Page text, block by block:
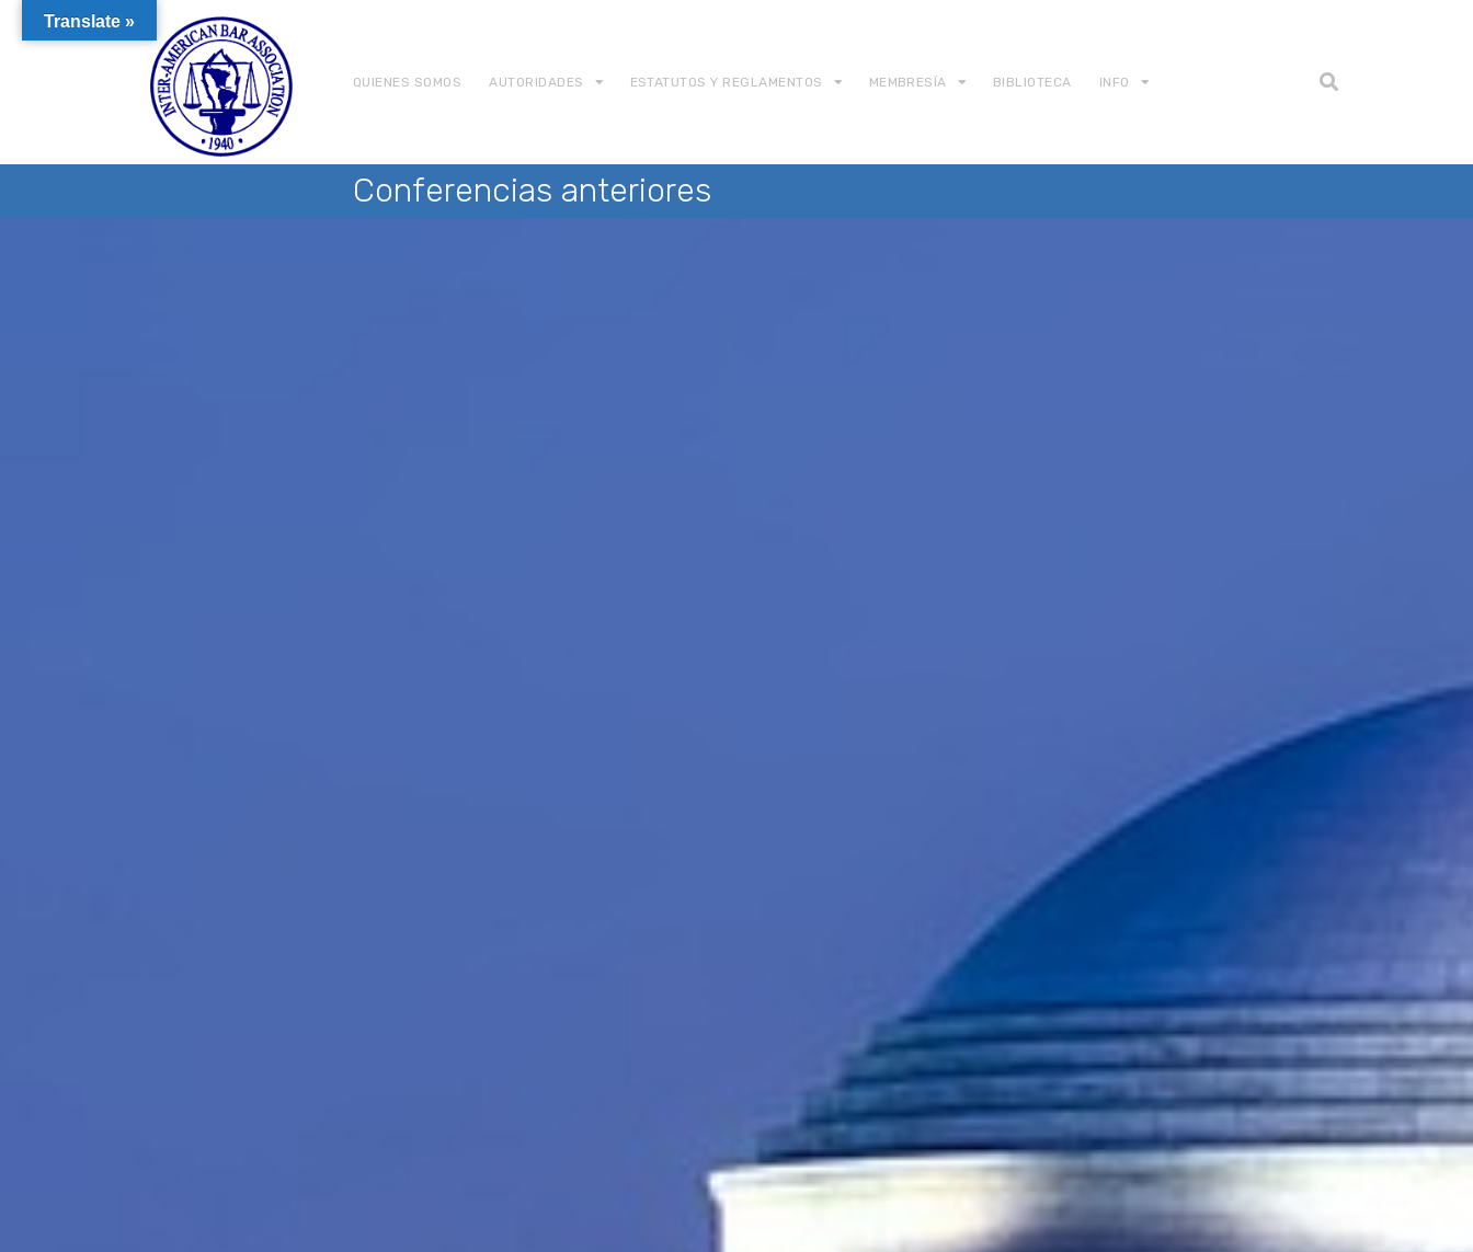
QUIENES SOMOS AUTORIDADES ESTATUTOS Y REGLAMENTOS MEMBRESÍA BIBLIOTECA INFO
Conferencias anteriores
Translate »